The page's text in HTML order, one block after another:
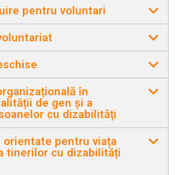
pentru voluntari
în
de gen și a
cu dizabilități
orientate pentru viața
tinerilor cu dizabilități